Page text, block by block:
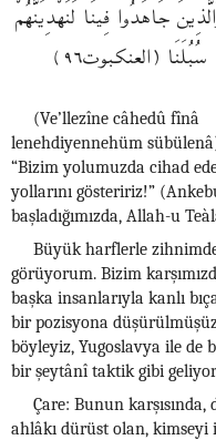
جَاهَدُوا فِينَا لَنَهْدِيَنَّهُمْ
سُبُلَنَا (العنكبوت٩٦)
(Ve’llezîne câhedû fînâ
lenehdiyennehüm
“Bizim yolumuzda cihad
yollarını gösteririz!”
başladığımızda, Allah-u
Büyük harflerle
görüyorum. Bizim
başka insanlarıyla kanlı
bir pozisyona
böyleyiz, Yugoslavya ile de
bir şeytânî taktik gibi
Çare: Bunun
ahlâkı dürüst olan,